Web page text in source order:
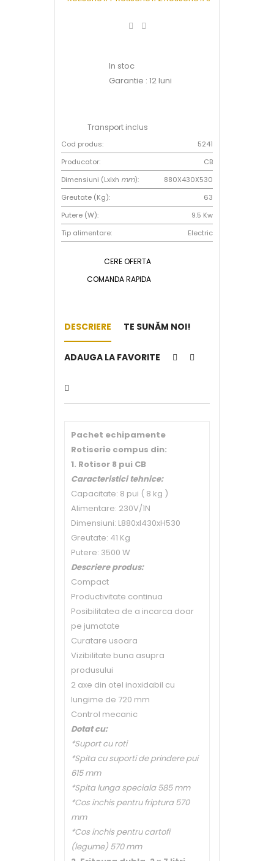
In stoc
Garantie : 12 luni
Transport inclus
Cod produs:
5241
Producator:
CB
Dimensiuni (Lxlxh mm):
880X430X530
Greutate (Kg):
63
Putere (W):
9.5 Kw
Tip alimentare:
Electric
CERE OFERTA
COMANDA RAPIDA
DESCRIERE TE SUNĂM NOI!
ADAUGA LA FAVORITE
Pachet echipamente
Rotiserie compus din:
1. Rotisor 8 pui CB
Caracteristici tehnice:
Capacitate: 8 pui ( 8 kg )
Alimentare: 230V/1N
Dimensiuni: L880xl430xH530
Greutate: 41 Kg
Putere: 3500 W
Descriere produs:
Compact
Productivitate continua
Posibilitatea de a incarca doar
pe jumatate
Curatare usoara
Vizibilitate buna asupra
produsului
2 axe din otel inoxidabil cu
lungime de 720 mm
Control mecanic
Dotat cu:
*Suport cu roti
*Spita cu suporti de prindere pui
615 mm
*Spita lunga speciala 585 mm
*Cos inchis pentru friptura 570
mm
*Cos inchis pentru cartofi
(legume) 570 mm